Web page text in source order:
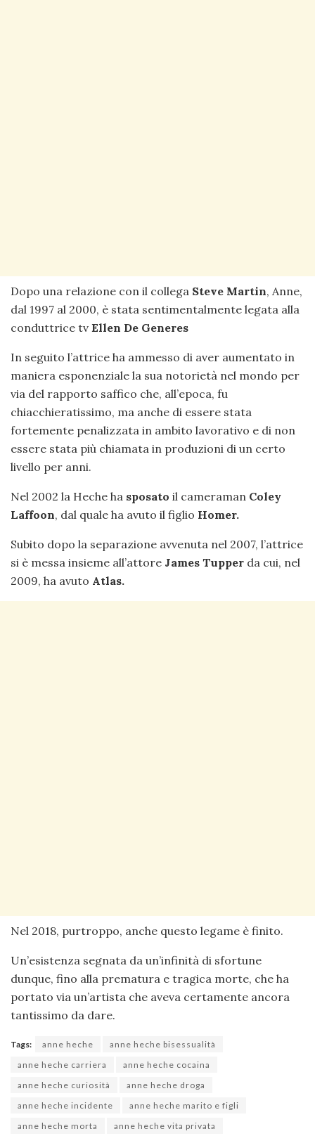
Dopo una relazione con il collega Steve Martin, Anne,
dal 1997 al 2000, è stata sentimentalmente legata alla
conduttrice tv Ellen De Generes
In seguito l’attrice ha ammesso di aver aumentato in
maniera esponenziale la sua notorietà nel mondo per
via del rapporto saffico che, all’epoca, fu
chiacchieratissimo, ma anche di essere stata
fortemente penalizzata in ambito lavorativo e di non
essere stata più chiamata in produzioni di un certo
livello per anni.
Nel 2002 la Heche ha sposato il cameraman Coley
Laffoon, dal quale ha avuto il figlio Homer.
Subito dopo la separazione avvenuta nel 2007, l’attrice
si è messa insieme all’attore James Tupper da cui, nel
2009, ha avuto Atlas.
Nel 2018, purtroppo, anche questo legame è finito.
Un’esistenza segnata da un’infinità di sfortune
dunque, fino alla prematura e tragica morte, che ha
portato via un’artista che aveva certamente ancora
tantissimo da dare.
Tags: anne heche
anne heche bisessualità
anne heche carriera
anne heche cocaina
anne heche curiosità
anne heche droga
anne heche incidente
anne heche marito e figli
anne heche morta
anne heche vita privata